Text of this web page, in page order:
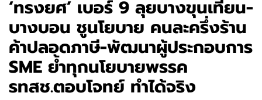
‘ทรงยศ’ เบอร์ 9 ลุยบางขุนเทียน-
บางบอน ชูนโยบาย คนละครึ่งร้าน
ค้าปลอดภาษี-พัฒนาผู้ประกอบการ
SME ย้ำทุกนโยบายพรรค
รทสช.ตอบโจทย์ ทำได้จริง